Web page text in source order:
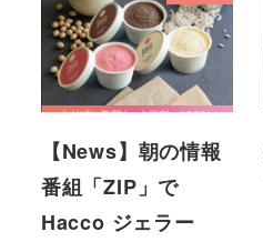
【News】朝の情報
番組「ZIP」で
Hacco ジェラー